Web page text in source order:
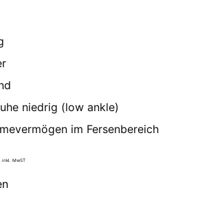
niedrig (low ankle)
im Fersenbereich
inkl. MwST